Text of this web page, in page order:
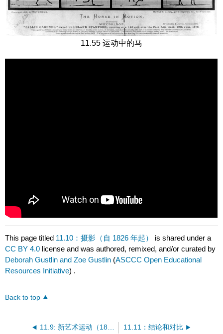
11.55 运动中的马
This page titled 11.10：摄影（自 1826 年起）
is shared under a
CC BY 4.0 license and was authored, remixed, and/or curated by
Deborah Gustlin and Zoe Gustlin (ASCCC Open Educational
Resources Initiative) .
Back to top
11.9: 新艺术运动（1890 — 1914） 11.11：结论和对比